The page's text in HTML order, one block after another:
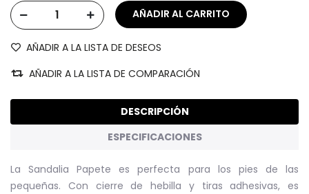
AÑADIR A LA LISTA DE DESEOS
AÑADIR A LA LISTA DE COMPARACIÓN
DESCRIPCIÓN
ESPECIFICACIONES
La Sandalia Papete es perfecta para los pies de las
pequeñas. Con cierre de hebilla y tiras adhesivas, es